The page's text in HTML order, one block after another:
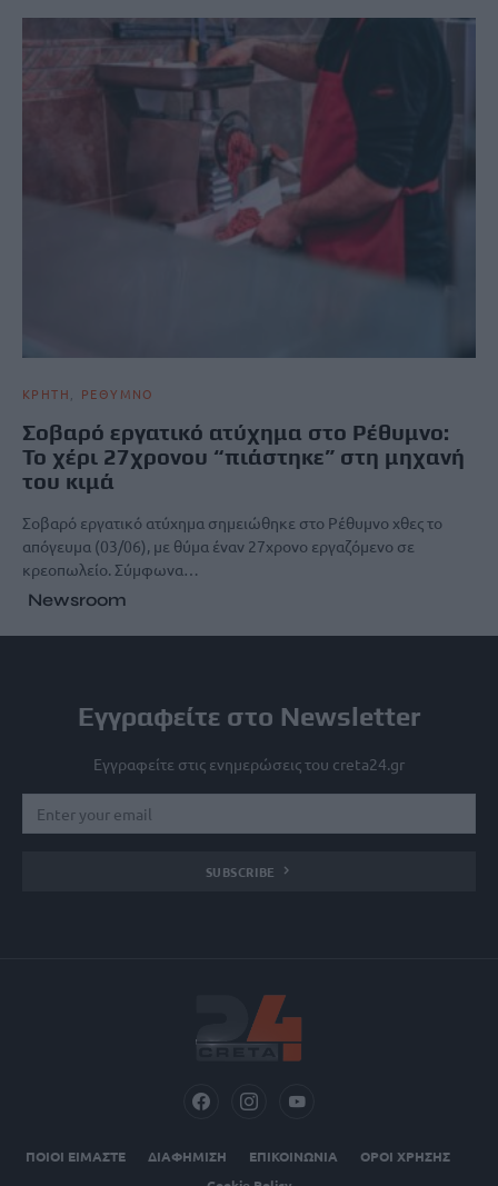
ΚΡΗΤΗ ΡΕΘΥΜΝΟ
Σοβαρό εργατικό ατύχημα στο Ρέθυμνο:
Το χέρι 27χρονου “πιάστηκε” στη μηχανή
του κιμά
Σοβαρό εργατικό ατύχημα σημειώθηκε στο Ρέθυμνο χθες το
απόγευμα (03/06), με θύμα έναν 27χρονο εργαζόμενο σε
κρεοπωλείο. Σύμφωνα…
Newsroom
Εγγραφείτε στο Newsletter
Εγγραφείτε στις ενημερώσεις του creta24.gr
SUBSCRIBE
ΠΟΙΟΙ ΕΙΜΑΣΤΕ ΔΙΑΦΗΜΙΣΗ ΕΠΙΚΟΙΝΩΝΙΑ
ΟΡΟΙ ΧΡΗΣΗΣ